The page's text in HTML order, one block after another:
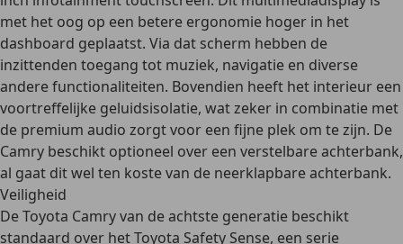
met het oog op een betere ergonomie hoger in het
dashboard geplaatst. Via dat scherm hebben de
inzittenden toegang tot muziek, navigatie en diverse
andere functionaliteiten. Bovendien heeft het interieur een
voortreffelijke geluidsisolatie, wat zeker in combinatie met
de premium audio zorgt voor een fijne plek om te zijn. De
Camry beschikt optioneel over een verstelbare achterbank,
al gaat dit wel ten koste van de neerklapbare achterbank.
Veiligheid
De Toyota Camry van de achtste generatie beschikt
standaard over hetToyota Safety Sense, een serie